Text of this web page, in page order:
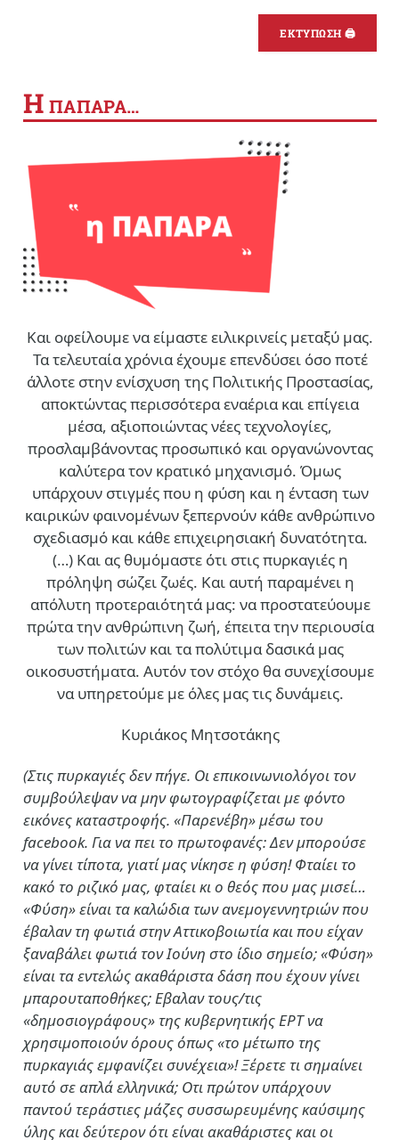
ΕΚΤΥΠΩΣΗ 🖨
Η ΠΑΠΑΡΑ…
Και οφείλουμε να είμαστε ειλικρινείς μεταξύ μας.
Τα τελευταία χρόνια έχουμε επενδύσει όσο ποτέ
άλλοτε στην ενίσχυση της Πολιτικής Προστασίας,
αποκτώντας περισσότερα εναέρια και επίγεια
μέσα, αξιοποιώντας νέες τεχνολογίες,
προσλαμβάνοντας προσωπικό και οργανώνοντας
καλύτερα τον κρατικό μηχανισμό. Όμως
υπάρχουν στιγμές που η φύση και η ένταση των
καιρικών φαινομένων ξεπερνούν κάθε ανθρώπινο
σχεδιασμό και κάθε επιχειρησιακή δυνατότητα.
(…) Και ας θυμόμαστε ότι στις πυρκαγιές η
πρόληψη σώζει ζωές. Και αυτή παραμένει η
απόλυτη προτεραιότητά μας: να προστατεύουμε
πρώτα την ανθρώπινη ζωή, έπειτα την περιουσία
των πολιτών και τα πολύτιμα δασικά μας
οικοσυστήματα. Αυτόν τον στόχο θα συνεχίσουμε
να υπηρετούμε με όλες μας τις δυνάμεις.
Κυριάκος Μητσοτάκης
(Στις πυρκαγιές δεν πήγε. Οι επικοινωνιολόγοι τον
συμβούλεψαν να μην φωτογραφίζεται με φόντο
εικόνες καταστροφής. «Παρενέβη» μέσω του
facebook. Για να πει το πρωτοφανές: Δεν μπορούσε
να γίνει τίποτα, γιατί μας νίκησε η φύση! Φταίει το
κακό το ριζικό μας, φταίει κι ο θεός που μας μισεί…
«Φύση» είναι τα καλώδια των ανεμογεννητριών που
έβαλαν τη φωτιά στην Αττικοβοιωτία και που είχαν
ξαναβάλει φωτιά τον Ιούνη στο ίδιο σημείο; «Φύση»
είναι τα εντελώς ακαθάριστα δάση που έχουν γίνει
μπαρουταποθήκες; Εβαλαν τους/τις
«δημοσιογράφους» της κυβερνητικής ΕΡΤ να
χρησιμοποιούν όρους όπως «το μέτωπο της
πυρκαγιάς εμφανίζει συνέχεια»! Ξέρετε τι σημαίνει
αυτό σε απλά ελληνικά; Οτι πρώτον υπάρχουν
παντού τεράστιες μάζες συσσωρευμένης καύσιμης
ύλης και δεύτερον ότι είναι ακαθάριστες και οι